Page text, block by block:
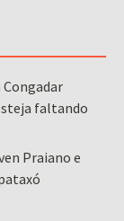
Congadar
faltando
Praiano e